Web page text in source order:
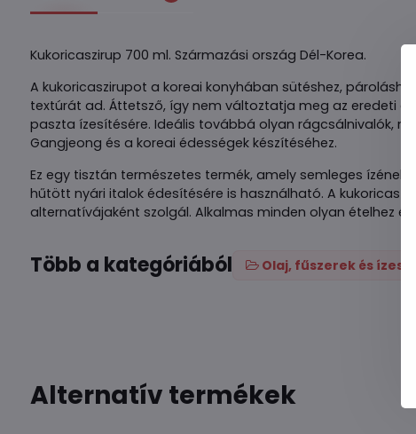
Kukoricaszirup 700 ml. Származási ország Dél-Korea.
A kukoricaszirupot a koreai konyhában sütéshez,
textúrát ad. Áttetsző, így nem változtatja meg az eredeti
paszta ízesítésére. Ideális továbbá olyan rágcsálnivalók,
Gangjeong és a koreai édességek készítéséhez.
Ez egy tisztán természetes termék, amely semleges
hűtött nyári italok édesítésére is használható. A
alternatívájaként szolgál. Alkalmas minden olyan ételhez
Több a kategóriából Olaj, fűszerek és
Alternatív termékek